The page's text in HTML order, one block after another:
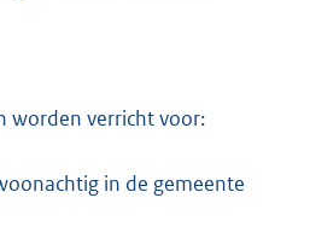
worden verricht voor:
in de gemeente